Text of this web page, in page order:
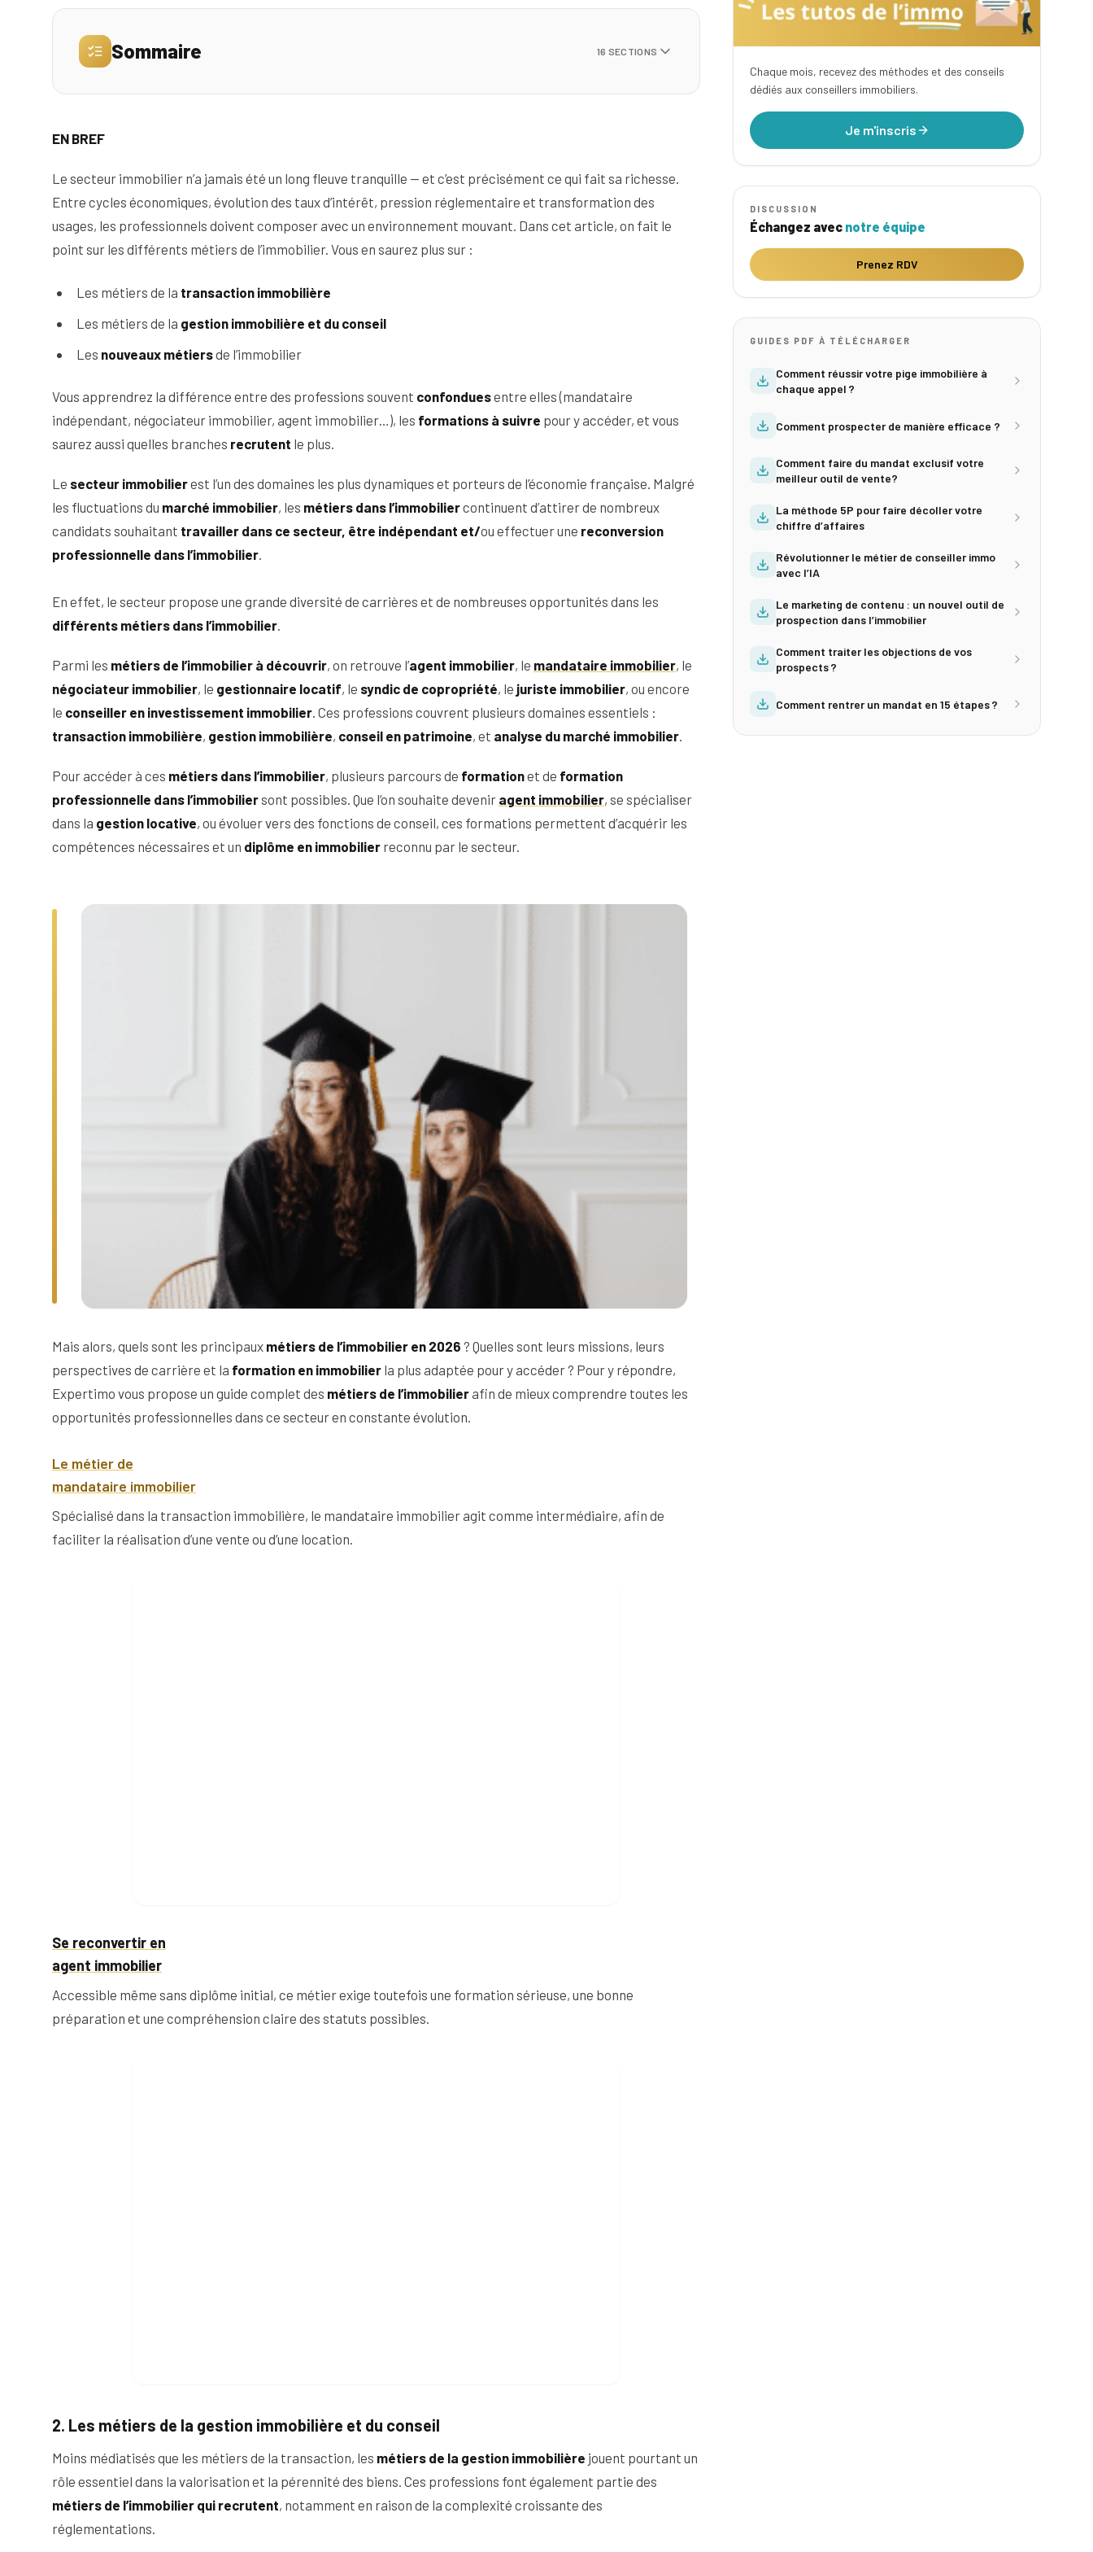
Sommaire 16 SECTIONS
b) Gestionnaire de patrimoine immobilier
c) Le gestionnaire ou syndic de copropriété (ou principal de copro)
b) Le conseiller en immobilier durable
IV – Travailler dans l’immobilier : quelles formations suivre ?
1. BTS Professions Immobilières : la formation pour devenir agent immobilier
03 En résumé
EN BREF
Le secteur immobilier n’a jamais été un long fleuve tranquille — et c’est précisément ce qui fait sa richesse.
Entre cycles économiques, évolution des taux d’intérêt, pression réglementaire et transformation des
usages, les professionnels doivent composer avec un environnement mouvant. Dans cet article, on fait le
point sur les différents métiers de l’immobilier. Vous en saurez plus sur :
Les métiers de la transaction immobilière
Les métiers de la gestion immobilière et du conseil
Les nouveaux métiersde l’immobilier
Vous apprendrez la différence entre des professions souvent confonduesentre elles (mandataire
indépendant, négociateur immobilier, agent immobilier…), les formations à suivre pour y accéder, et vous
saurez aussi quelles branches recrutent le plus.
Le secteur immobilierest l’un des domaines les plus dynamiques et porteurs de l’économie française. Malgré
les fluctuations du marché immobilier, les métiers dans l’immobiliercontinuent d’attirer de nombreux
candidats souhaitant travailler dans ce secteur, être indépendant et/ou effectuer une reconversion
professionnelle dans l’immobilier.
En effet, le secteur propose une grande diversité de carrières et de nombreuses opportunités dans les
différents métiers dans l’immobilier.
Parmi les métiers de l’immobilier à découvrir, on retrouve l’agent immobilier, le mandataire immobilier, le
négociateur immobilier, le gestionnaire locatif, le syndic de copropriété, le juriste immobilier, ou encore
le conseiller en investissement immobilier. Ces professions couvrent plusieurs domaines essentiels :
transaction immobilière, gestion immobilière, conseil en patrimoine, et analyse du marché immobilier.
Pour accéder à ces métiers dans l’immobilier, plusieurs parcours de formationet de formation
professionnelle dans l’immobiliersont possibles. Que l’on souhaite devenir agent immobilier, se spécialiser
dans la gestion locative, ou évoluer vers des fonctions de conseil, ces formations permettent d’acquérir les
compétences nécessaires et un diplôme en immobilier reconnu par le secteur.
Mais alors, quels sont les principaux métiers de l’immobilier en 2026 ? Quelles sont leurs missions, leurs
perspectives de carrière et la formation en immobilier la plus adaptée pour y accéder ? Pour y répondre,
Expertimo vous propose un guide complet des métiers de l’immobilierafin de mieux comprendre toutes les
opportunités professionnelles dans ce secteur en constante évolution.
Le métier de
mandataire immobilier
Spécialisé dans la transaction immobilière, le mandataire immobilier agit comme intermédiaire, afin de
faciliter la réalisation d’une vente ou d’une location.
Se reconvertir en
agent immobilier
Accessible même sans diplôme initial, ce métier exige toutefois une formation sérieuse, une bonne
préparation et une compréhension claire des statuts possibles.
2. Les métiers de la gestion immobilière et du conseil
Moins médiatisés que les métiers de la transaction, les métiers de la gestion immobilière jouent pourtant un
rôle essentiel dans la valorisation et la pérennité des biens. Ces professions font également partie des
métiers de l’immobilier qui recrutent, notamment en raison de la complexité croissante des
réglementations.
Chaque mois, recevez des méthodes et des conseils
dédiés aux conseillers immobiliers.
Je m'inscris
DISCUSSION
Échangez avec notre équipe
Prenez RDV
GUIDES PDF À TÉLÉCHARGER
Comment réussir votre pige immobilière à
chaque appel ?
Comment prospecter de manière efficace ?
Comment faire du mandat exclusif votre
meilleur outil de vente?
La méthode 5P pour faire décoller votre
chiffre d’affaires
Révolutionner le métier de conseiller immo
avec l’IA
Le marketing de contenu : un nouvel outil de
prospection dans l’immobilier
Comment traiter les objections de vos
prospects ?
Comment rentrer un mandat en 15 étapes ?